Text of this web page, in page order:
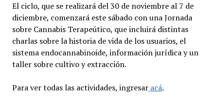
El ciclo, que se realizará del 30 de noviembre al 7 de
diciembre, comenzará este sábado con una Jornada
sobre Cannabis Terapeútico, que incluirá distintas
charlas sobre la historia de vida de los usuarios, el
sistema endocannabinoide, información jurídica y un
taller sobre cultivo y extracción.
Para ver todas las actividades, ingresaracá.